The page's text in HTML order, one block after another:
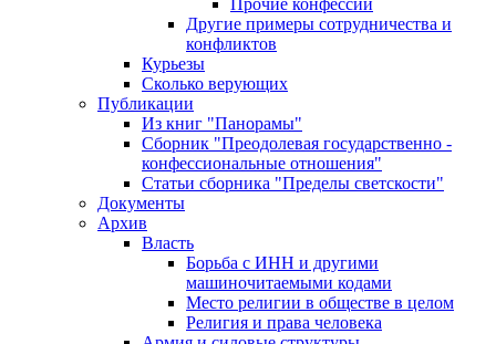
Прочие конфессии
Другие примеры сотрудничества и
конфликтов
Курьезы
Сколько верующих
Публикации
Из книг "Панорамы"
Сборник "Преодолевая государственно -
конфессиональные отношения"
Статьи сборника "Пределы светскости"
Документы
Архив
Власть
Борьба с ИНН и другими
машиночитаемыми кодами
Место религии в обществе в целом
Религия и права человека